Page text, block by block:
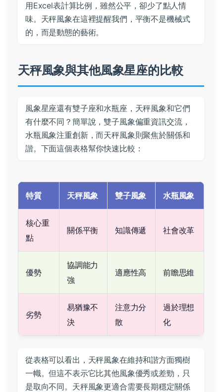
用Excel表計算比例，雖然公平，卻少了點人情
味。天秤風象在這裡提醒我們，平衡不是機械式
的，而是動態的藝術。
天秤風象與其他風象星座的比較
風象星座還有雙子座和水瓶座，天秤風象和它們
有什麼不同？簡單說，雙子風象偏重資訊交流，
水瓶風象注重創新，而天秤風象則聚焦於關係和
諧。下面這個表格幫你快速比較：
特質 天秤風象 雙子風象 水瓶風象
核心重
點
關係平衡 知識傳遞 社會改革
優勢
協調能力
強
適應性高 前瞻思維
劣勢
易猶豫不
決
注意力分
散
過於理想
化
從表格可以看出，天秤風象在維持和諧方面獨樹
一幟。但這不表示它比其他風象優秀或差勁，只
是取向不同。天秤風象更適合需要長期穩定關係